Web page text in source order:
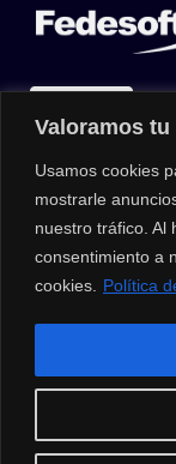
Valoramos
Usamos cookies
mostrarle
nuestro tráfico. Al
consentimiento a
cookies.
Política
© 2026 |Privacy